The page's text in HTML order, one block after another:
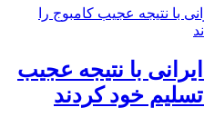
با نتیجه عجیب
خود کردند